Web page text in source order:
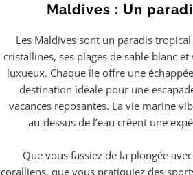
Maldives : Un
Les Maldives sont un paradis
cristallines, ses plages de sable blanc
luxueux. Chaque île offre une
destination idéale pour une
vacances reposantes. La vie marine
au-dessus de l’eau créent une
Que vous fassiez de la plongée
coralliens, que vous pratiquiez des